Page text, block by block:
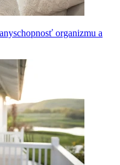
organizmu a